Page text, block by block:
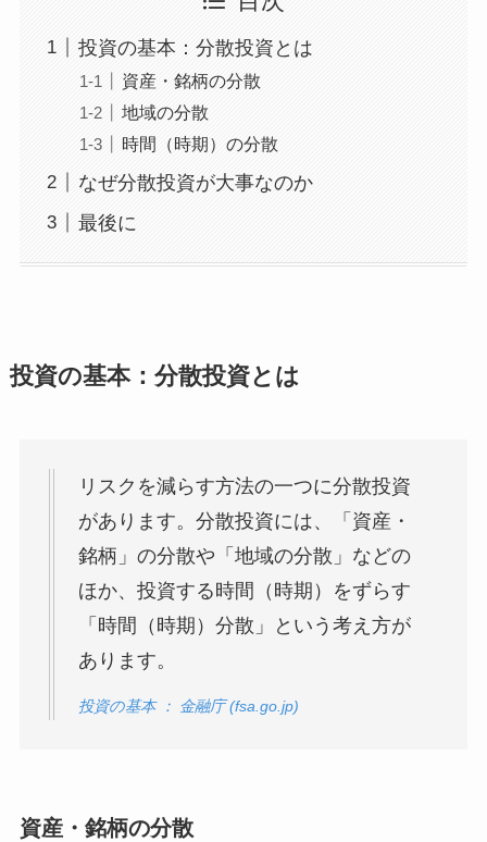
投資の基本：分散投資とは
資産・銘柄の分散
地域の分散
時間（時期）の分散
なぜ分散投資が大事なのか
最後に
投資の基本：分散投資とは
リスクを減らす方法の一つに分散投資
があります。分散投資には、「資産・
銘柄」の分散や「地域の分散」などの
ほか、投資する時間（時期）をずらす
「時間（時期）分散」という考え方が
あります。
投資の基本 ： 金融庁 (fsa.go.jp)
資産・銘柄の分散